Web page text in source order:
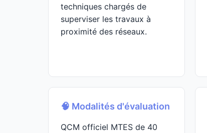
techniques chargés de
superviser les travaux à
proximité des réseaux.
🧠 Modalités d'évaluation
QCM officiel MTES de 40